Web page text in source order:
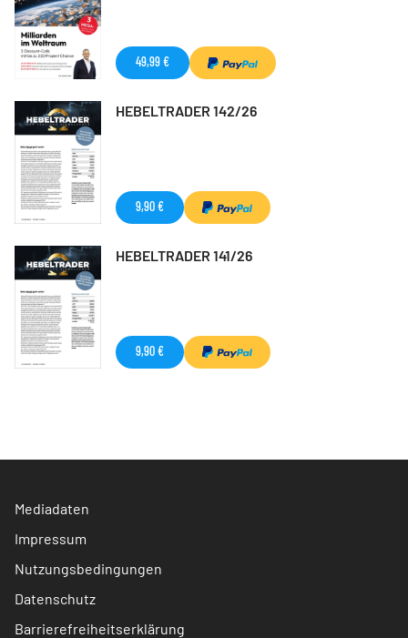
49,99 €
HEBELTRADER 142/26
9,90 €
HEBELTRADER 141/26
9,90 €
Mediadaten
Impressum
Nutzungsbedingungen
Datenschutz
Barrierefreiheitserklärung